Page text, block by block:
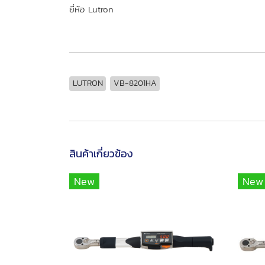
ยี่ห้อ Lutron
LUTRON VB-8201HA
สินค้าเกี่ยวข้อง
New
New